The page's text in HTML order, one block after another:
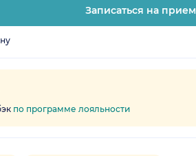
Записаться на прием
по программе лояльности